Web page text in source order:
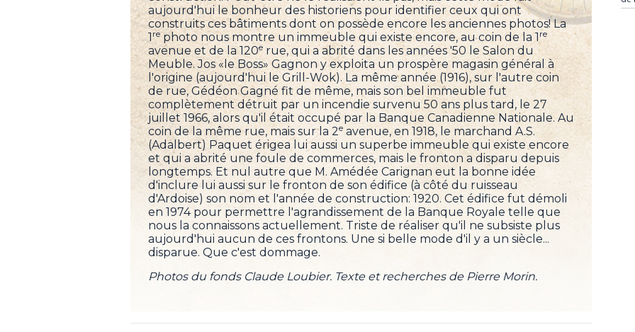
aujourd'hui le bonheur des historiens pour identifier ceux qui ont
construits ces bâtiments dont on possède encore les anciennes photos! La
1rephoto nous montre un immeuble qui existe encore, au coin de la 1re
avenue et de la 120e rue, qui a abrité dans les années '50 le Salon du
Meuble. Jos «le Boss» Gagnon y exploita un prospère magasin général à
l'origine (aujourd'hui le Grill-Wok). La même année (1916), sur l'autre coin
de rue, Gédéon Gagné fit de même, mais son bel immeuble fut
complètement détruit par un incendie survenu 50 ans plus tard, le 27
juillet 1966, alors qu'il était occupé par la Banque Canadienne Nationale. Au
coin de la même rue, mais sur la 2e avenue, en 1918, le marchand A.S.
(Adalbert) Paquet érigea lui aussi un superbe immeuble qui existe encore
et qui a abrité une foule de commerces, mais le fronton a disparu depuis
longtemps. Et nul autre que M. Amédée Carignan eut la bonne idée
d'inclure lui aussi sur le fronton de son édifice (à côté du ruisseau
d'Ardoise) son nom et l'année de construction: 1920. Cet édifice fut démoli
en 1974 pour permettre l'agrandissement de la Banque Royale telle que
nous la connaissons actuellement. Triste de réaliser qu'il ne subsiste plus
aujourd'hui aucun de ces frontons. Une si belle mode d'il y a un siècle...
disparue. Que c'est dommage.
Photos du fonds Claude Loubier. Texte et recherches de Pierre Morin.